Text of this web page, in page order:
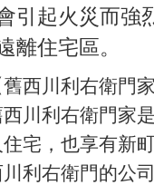
引起火災而強
離住宅區。
舊西川利右衛門
川利右衛門家
住宅，也享有新
利右衛門的公